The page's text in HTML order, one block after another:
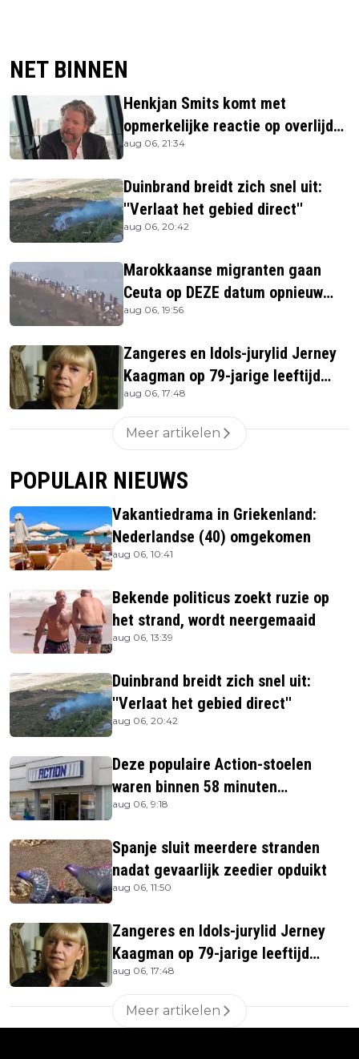
NET BINNEN
Henkjan Smits komt met
opmerkelijke reactie op overlijden
Jerney Kaagman
aug 06, 21:34
Duinbrand breidt zich snel uit:
''Verlaat het gebied direct''
aug 06, 20:42
Marokkaanse migranten gaan
Ceuta op DEZE datum opnieuw
bestormen
aug 06, 19:56
Zangeres en Idols-jurylid Jerney
Kaagman op 79-jarige leeftijd
overleden
aug 06, 17:48
Meer artikelen
POPULAIR NIEUWS
Vakantiedrama in Griekenland:
Nederlandse (40) omgekomen
aug 06, 10:41
Bekende politicus zoekt ruzie op
het strand, wordt neergemaaid
aug 06, 13:39
Duinbrand breidt zich snel uit:
''Verlaat het gebied direct''
aug 06, 20:42
Deze populaire Action-stoelen
waren binnen 58 minuten
uitverkocht zijn vandaag weer te
aug 06, 9:18
Spanje sluit meerdere stranden
nadat gevaarlijk zeedier opduikt
aug 06, 11:50
Zangeres en Idols-jurylid Jerney
Kaagman op 79-jarige leeftijd
overleden
aug 06, 17:48
Meer artikelen